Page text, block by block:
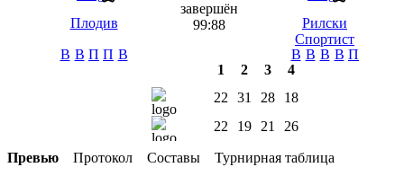
Плодив
В В П П В
завершён
99:88
Рилски
Спортист
В В В В П
1
22
22
2
31
19
3
28
21
4
18
26
Превью Протокол Составы Турнирная таблица